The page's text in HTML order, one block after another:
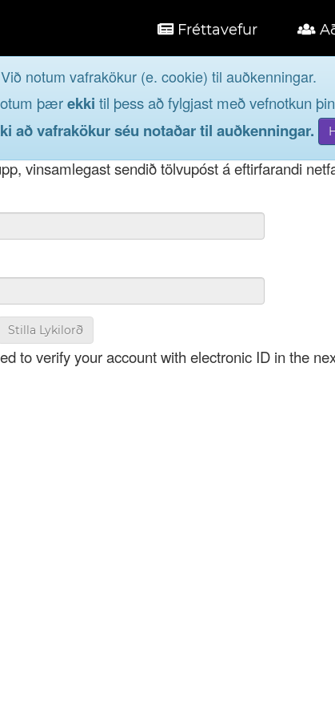
Fréttavefur
Við notum vafrakökur (e. cookie) til auðkenningar.
þærekki til þess að fylgjast með vefnotkun
að vafrakökur séu notaðar til auðkenningar.
taktu þátt í lýðræðinu...
þínu, þá má einnig nota netfang eða
vinsamlegast sendið tölvupóst á eftirfarandi
Stilla Lykilorð
to verify your account with electronic ID in the